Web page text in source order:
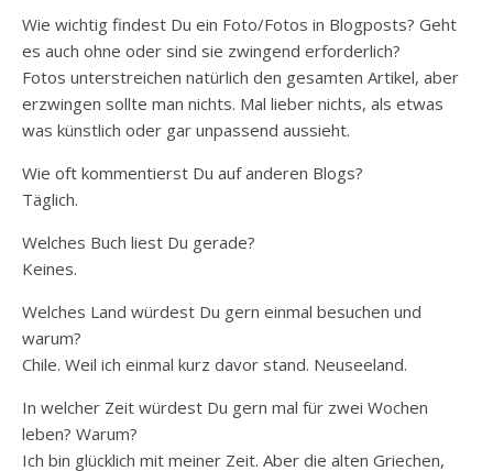
Wie wichtig findest Du ein Foto/Fotos in Blogposts? Geht
es auch ohne oder sind sie zwingend erforderlich?
Fotos unterstreichen natürlich den gesamten Artikel, aber
erzwingen sollte man nichts. Mal lieber nichts, als etwas
was künstlich oder gar unpassend aussieht.
Wie oft kommentierst Du auf anderen Blogs?
Täglich.
Welches Buch liest Du gerade?
Keines.
Welches Land würdest Du gern einmal besuchen und
warum?
Chile. Weil ich einmal kurz davor stand. Neuseeland.
In welcher Zeit würdest Du gern mal für zwei Wochen
leben? Warum?
Ich bin glücklich mit meiner Zeit. Aber die alten Griechen,